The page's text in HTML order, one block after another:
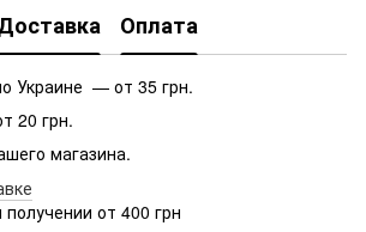
Оплата
Украине — от 35 грн.
20 грн.
магазина.
от 400 грн